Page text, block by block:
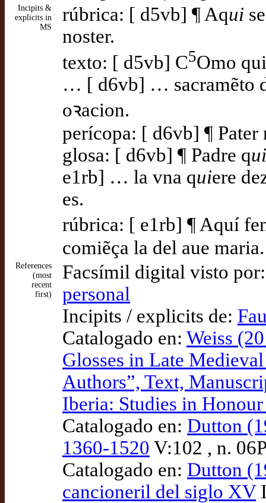
Incipits &
explicits in
MS
rúbrica: [ d5vb] ¶ Aqui
noster.
texto: [ d5vb] C5Omo
… [ d6vb] … sacramẽto
oꝛacion.
perícopa: [ d6vb] ¶ Pater
glosa: [ d6vb] ¶ Padre qui
e1rb] … la vna quiere
es.
rúbrica: [ e1rb] ¶ Aquí
comiẽça la del aue maria.
References
(most
recent
first)
Facsímil digital visto
personal
Incipits / explicits de:
Catalogado en: Weiss
Glosses in Late
Authors”, Text,
Iberia: Studies in
Catalogado en: Dutton
1360-1520 V:102 , n.
Catalogado en: Dutton
cancioneril del siglo XV